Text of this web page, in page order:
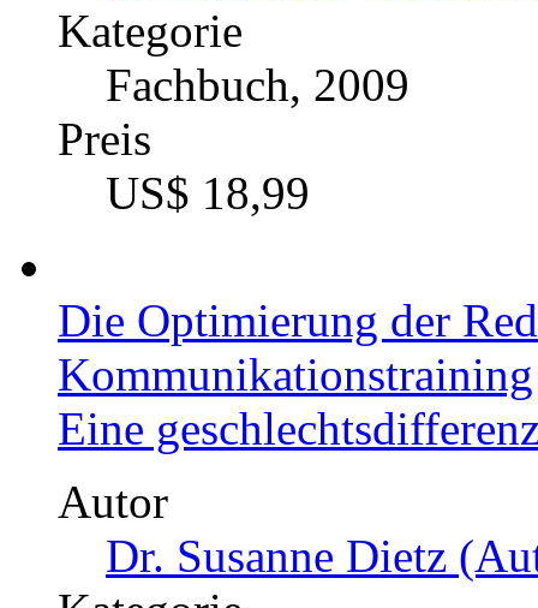
Kategorie
Fachbuch, 2009
Preis
US$ 18,99
Die Optimierung der
Kommunikationstraining
Eine
Autor
Dr. Susanne Dietz